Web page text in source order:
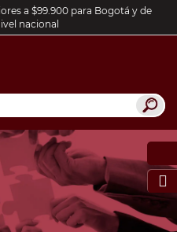
a $99.900 para Bogotá y de
nacional
